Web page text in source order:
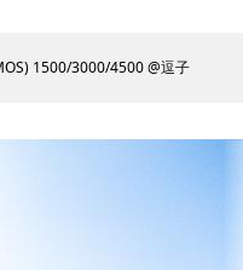
1500/3000/4500 @逗子